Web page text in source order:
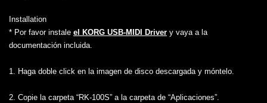
Installation
* Por favor instale el KORG USB-MIDI Driver y vaya a la
documentación incluida.
1. Haga doble click en la imagen de disco descargada y móntelo.
2. Copie la carpeta “RK-100S” a la carpeta de “Aplicaciones”.